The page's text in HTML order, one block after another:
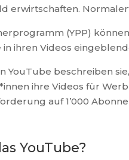
erwirtschaften.
(YPP)
ihren Videos
YouTube beschreiben
ihre Videos für
auf 1’000
YouTube?